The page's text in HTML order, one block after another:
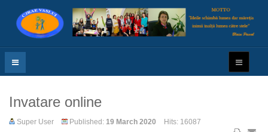
Invatare online
Super User Published: 19 March 2020 Hits: 16087